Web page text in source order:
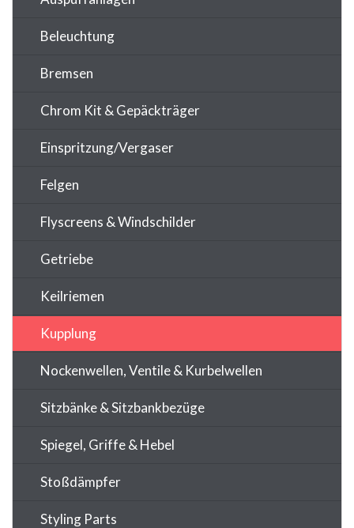
Beleuchtung
Bremsen
Chrom Kit & Gepäckträger
Einspritzung/Vergaser
Felgen
Flyscreens & Windschilder
Getriebe
Keilriemen
Kupplung
Nockenwellen, Ventile & Kurbelwellen
Sitzbänke & Sitzbankbezüge
Spiegel, Griffe & Hebel
Stoßdämpfer
Styling Parts